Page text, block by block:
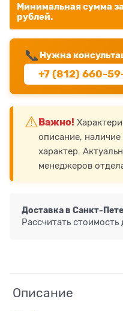
Минимальная сумма
рублей.
📞 Нужна
+7 (812) 660-
⚠️Важно!
описание,
характер.
менеджеров
Доставка в Санкт-
Рассчитать стоимость
Описание